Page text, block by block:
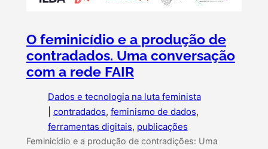
O feminicídio e a produção de
contradados. Uma conversação
com a rede FAIR
Dados e tecnologia na luta feminista
contradados, feminismo de dados
ferramentas digitais, publicações
Feminicídio e a produção de contradições: Uma